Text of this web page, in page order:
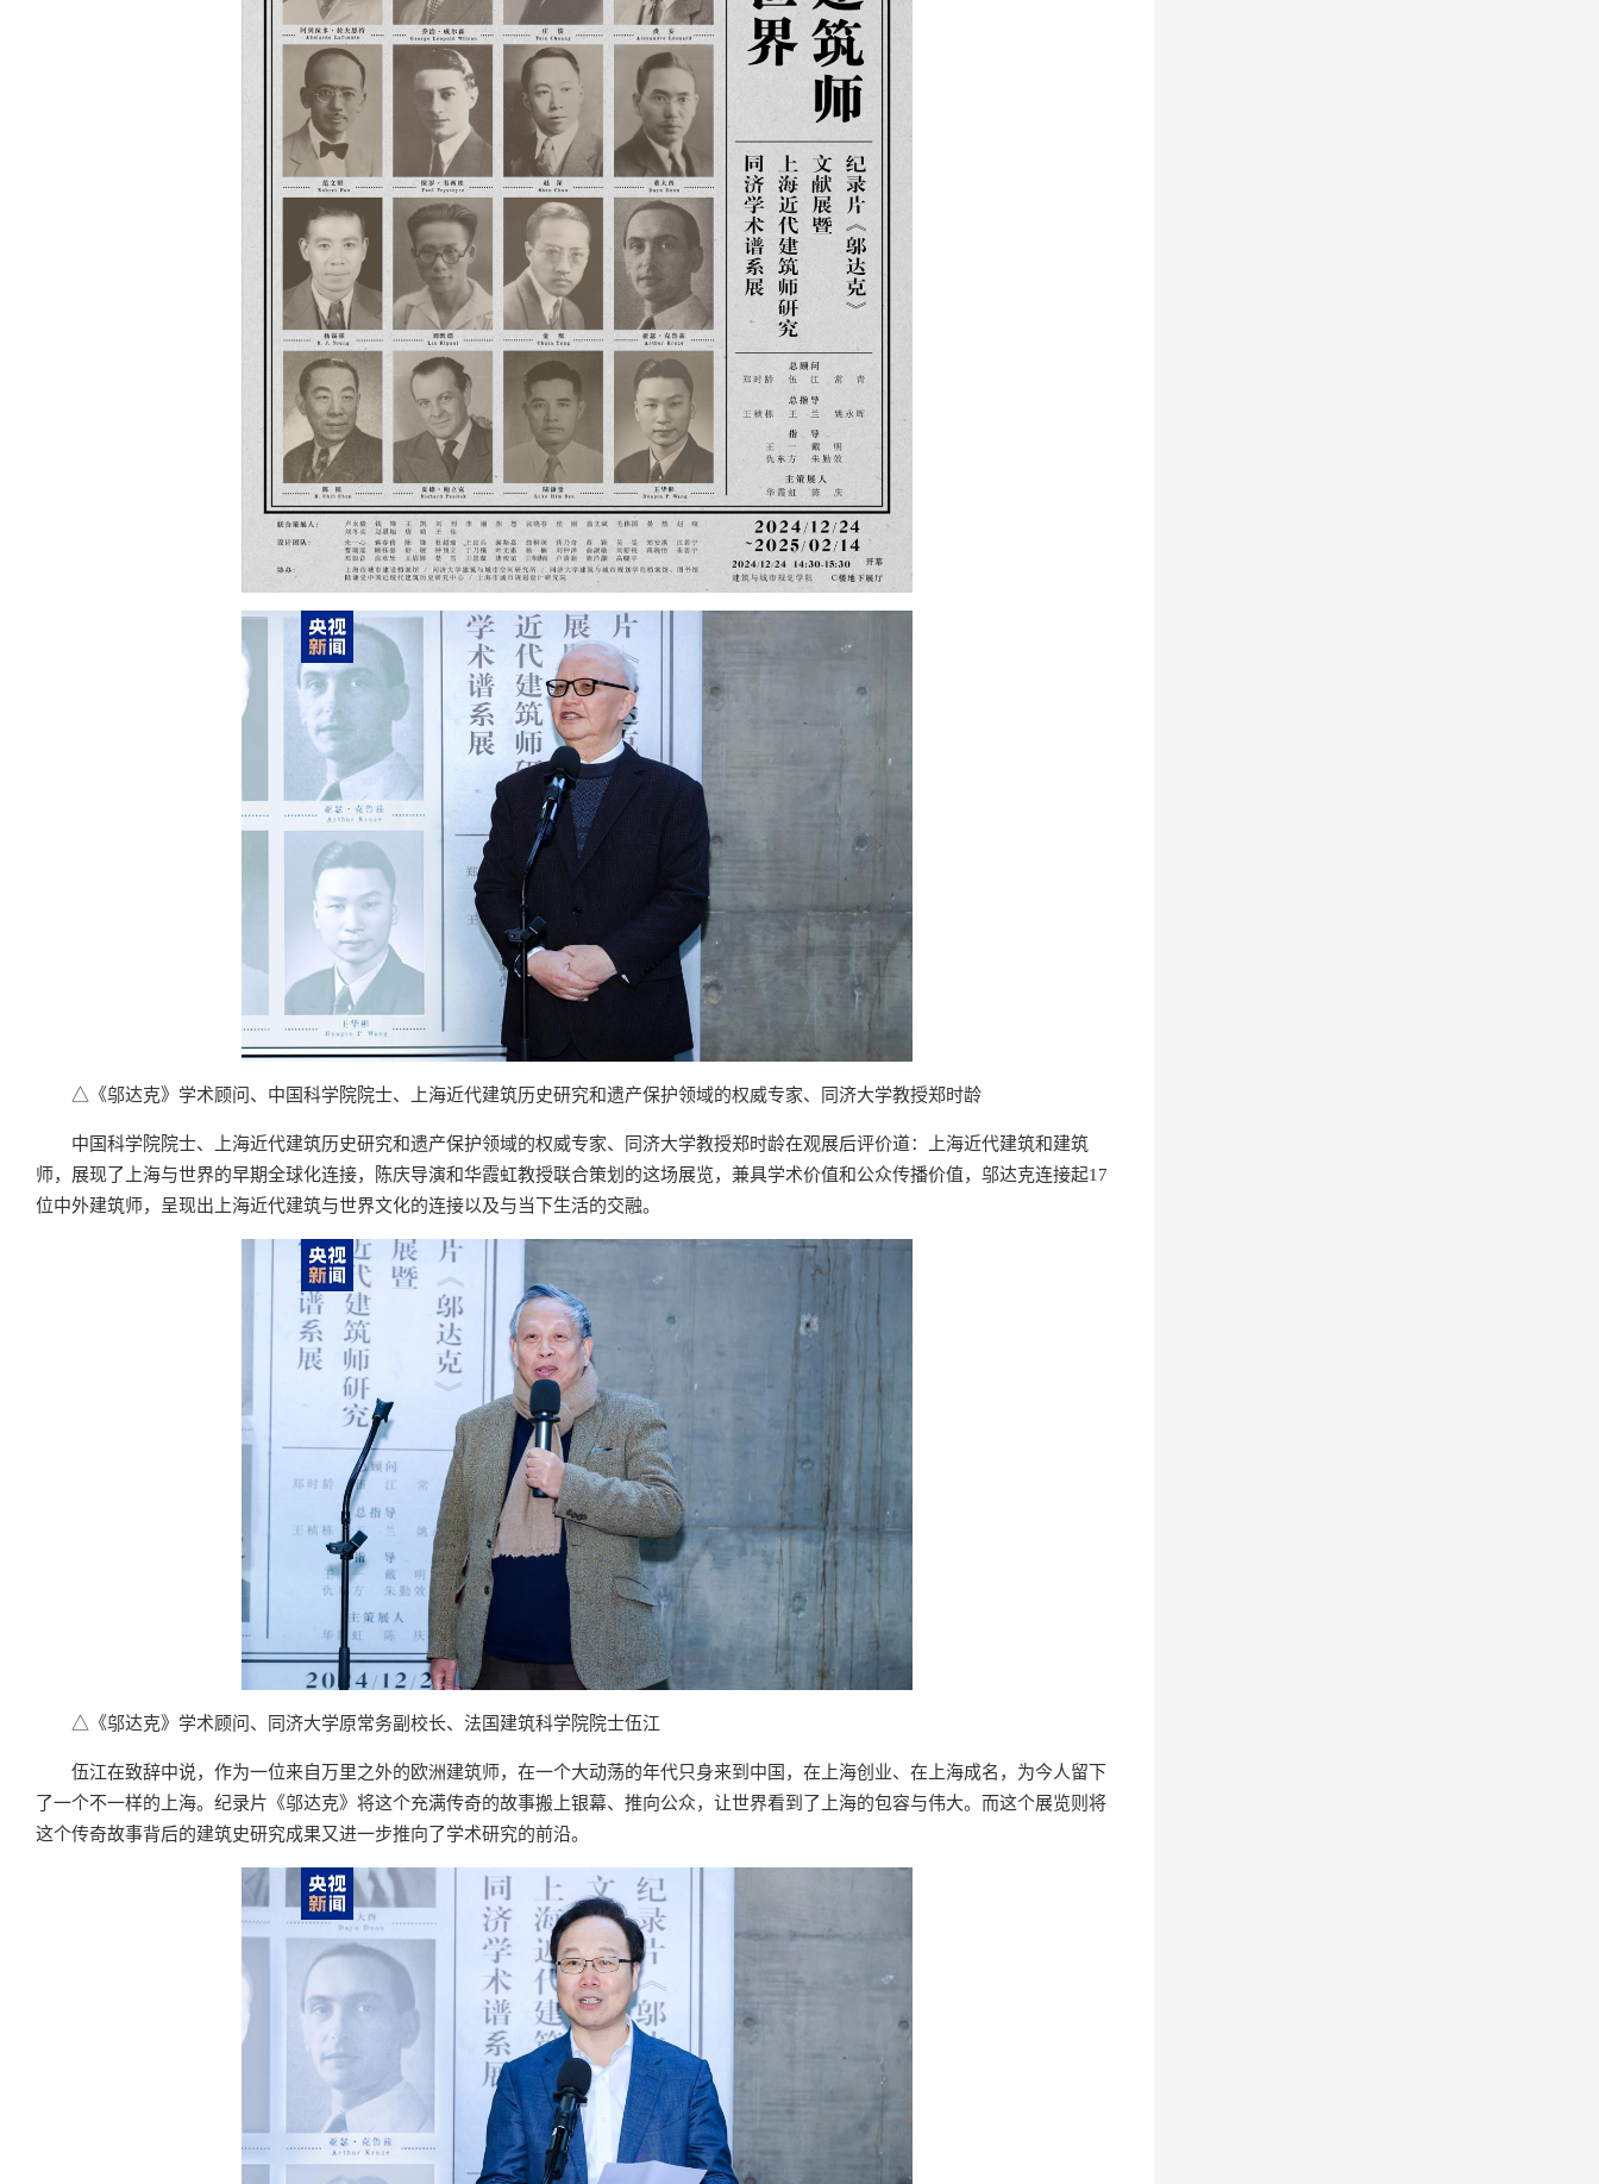
△《邬达克》学术顾问、中国科学院院士、上海近代建筑历史研究和遗产保护领域的权威专家、同济大学教授郑时龄
中国科学院院士、上海近代建筑历史研究和遗产保护领域的权威专家、同济大学教授郑时龄在观展后评价道：上海近代建筑和建筑
师，展现了上海与世界的早期全球化连接，陈庆导演和华霞虹教授联合策划的这场展览，兼具学术价值和公众传播价值，邬达克连接起17
位中外建筑师，呈现出上海近代建筑与世界文化的连接以及与当下生活的交融。
△《邬达克》学术顾问、同济大学原常务副校长、法国建筑科学院院士伍江
伍江在致辞中说，作为一位来自万里之外的欧洲建筑师，在一个大动荡的年代只身来到中国，在上海创业、在上海成名，为今人留下
了一个不一样的上海。纪录片《邬达克》将这个充满传奇的故事搬上银幕、推向公众，让世界看到了上海的包容与伟大。而这个展览则将
这个传奇故事背后的建筑史研究成果又进一步推向了学术研究的前沿。